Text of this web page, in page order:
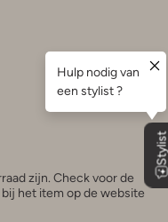
zijn. Check voor de
het item op de website